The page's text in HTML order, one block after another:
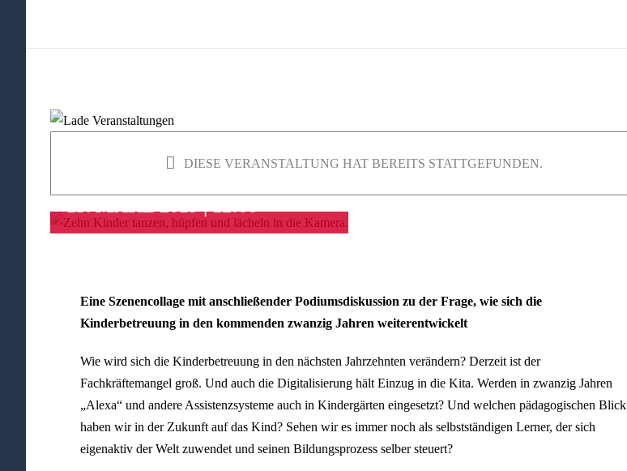
DIESE VERANSTALTUNG HAT BEREITS STATTGEFUNDEN.
Kita der Zukunft
Eine Szenencollage mit anschließender Podiumsdiskussion zu der Frage, wie sich die
Kinderbetreuung in den kommenden zwanzig Jahren weiterentwickelt
Wie wird sich die Kinderbetreuung in den nächsten Jahrzehnten verändern? Derzeit ist der
Fachkräftemangel groß. Und auch die Digitalisierung hält Einzug in die Kita. Werden in zwanzig Jahren
„Alexa“ und andere Assistenzsysteme auch in Kindergärten eingesetzt? Und welchen pädagogischen Blick
haben wir in der Zukunft auf das Kind? Sehen wir es immer noch als selbstständigen Lerner, der sich
eigenaktiv der Welt zuwendet und seinen Bildungsprozess selber steuert?